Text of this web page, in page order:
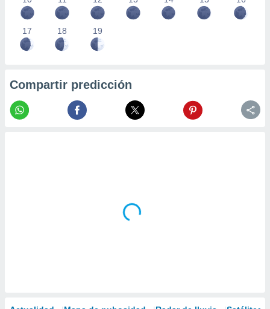
17 18 19
Compartir predicción